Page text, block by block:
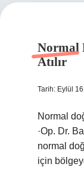
Normal
Atılır
Tarih: Eylül
Normal
·Op. Dr.
normal
için